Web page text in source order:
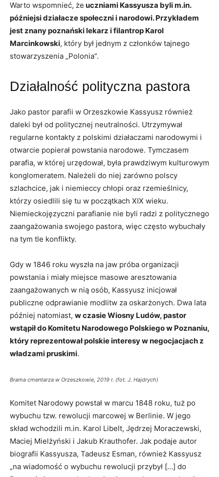
Warto wspomnieć, że uczniami Kassyusza byli m.in.
późniejsi działacze społeczni i narodowi. Przykładem
jest znany poznański lekarz i filantrop Karol
Marcinkowski, który był jednym z członków tajnego
stowarzyszenia „Polonia”.
Działalność polityczna pastora
Jako pastor parafii w Orzeszkowie Kassyusz również
daleki był od politycznej neutralności. Utrzymywał
regularne kontakty z polskimi działaczami narodowymi i
otwarcie popierał powstania narodowe. Tymczasem
parafia, w której urzędował, była prawdziwym kulturowym
konglomeratem. Należeli do niej zarówno polscy
szlachcice, jak i niemieccy chłopi oraz rzemieślnicy,
którzy osiedlili się tu w początkach XIX wieku.
Niemieckojęzyczni parafianie nie byli radzi z politycznego
zaangażowania swojego pastora, więc często wybuchały
na tym tle konflikty.
Gdy w 1846 roku wyszła na jaw próba organizacji
powstania i miały miejsce masowe aresztowania
zaangażowanych w nią osób, Kassyusz inicjował
publiczne odprawianie modlitw za oskarżonych. Dwa lata
później natomiast, w czasie Wiosny Ludów, pastor
wstąpił do Komitetu Narodowego Polskiego w Poznaniu,
który reprezentował polskie interesy w negocjacjach z
władzami pruskimi.
Brama cmentarza w Orzeszkowie, 2019 r. (fot. J. Hajdrych)
Komitet Narodowy powstał w marcu 1848 roku, tuż po
wybuchu tzw. rewolucji marcowej w Berlinie. W jego
skład wchodzili m.in. Karol Libelt, Jędrzej Moraczewski,
Maciej Mielżyński i Jakub Krauthofer. Jak podaje autor
biografii Kassyusza, Tadeusz Esman, również Kassyusz
„na wiadomość o wybuchu rewolucji przybył […] do